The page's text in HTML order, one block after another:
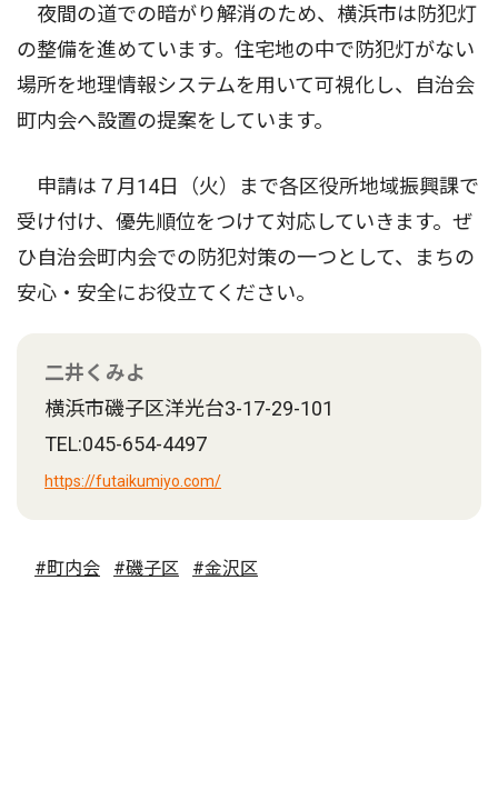
夜間の道での暗がり解消のため、横浜市は防犯灯
の整備を進めています。住宅地の中で防犯灯がない
場所を地理情報システムを用いて可視化し、自治会
町内会へ設置の提案をしています。
申請は７月14日（火）まで各区役所地域振興課で
受け付け、優先順位をつけて対応していきます。ぜ
ひ自治会町内会での防犯対策の一つとして、まちの
安心・安全にお役立てください。
二井くみよ
横浜市磯子区洋光台3-17-29-101
TEL:045-654-4497
https://futaikumiyo.com/
#町内会 #磯子区 #金沢区